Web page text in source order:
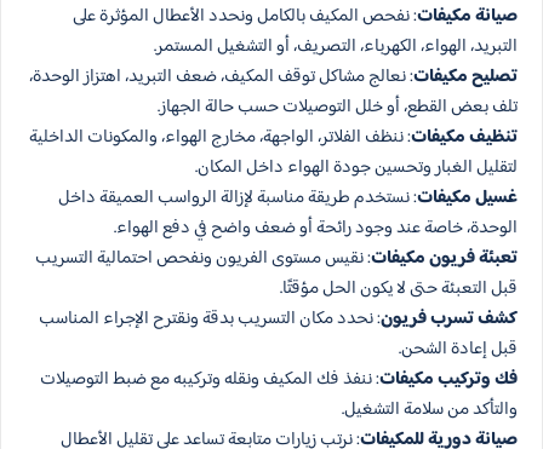
صيانة مكيفات: نفحص المكيف بالكامل ونحدد الأعطال المؤثرة على
التبريد، الهواء، الكهرباء، التصريف، أو التشغيل المستمر.
تصليح مكيفات: نعالج مشاكل توقف المكيف، ضعف التبريد، اهتزاز الوحدة،
تلف بعض القطع، أو خلل التوصيلات حسب حالة الجهاز.
تنظيف مكيفات: ننظف الفلاتر، الواجهة، مخارج الهواء، والمكونات الداخلية
لتقليل الغبار وتحسين جودة الهواء داخل المكان.
غسيل مكيفات: نستخدم طريقة مناسبة لإزالة الرواسب العميقة داخل
الوحدة، خاصة عند وجود رائحة أو ضعف واضح في دفع الهواء.
تعبئة فريون مكيفات: نقيس مستوى الفريون ونفحص احتمالية التسريب
قبل التعبئة حتى لا يكون الحل مؤقتًا.
كشف تسرب فريون: نحدد مكان التسريب بدقة ونقترح الإجراء المناسب
قبل إعادة الشحن.
فك وتركيب مكيفات: ننفذ فك المكيف ونقله وتركيبه مع ضبط التوصيلات
والتأكد من سلامة التشغيل.
صيانة دورية للمكيفات: نرتب زيارات متابعة تساعد على تقليل الأعطال